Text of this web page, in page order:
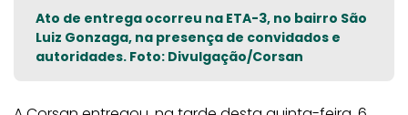
Ato de entrega ocorreu na ETA-3, no bairro São
Luiz Gonzaga, na presença de convidados e
autoridades. Foto: Divulgação/Corsan